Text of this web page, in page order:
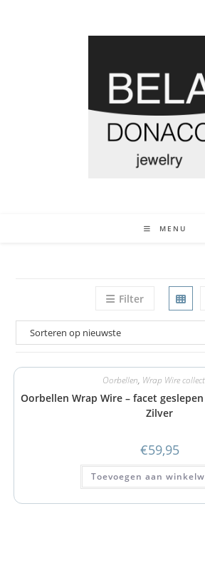
MENU
Filter
Oorbellen, Wrap Wire
Oorbellen Wrap Wire – facet
Zilver
€59,95
Toevoegen aan